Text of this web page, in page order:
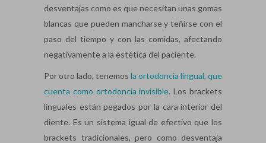
desventajas como es que necesitan unas gomas
blancas que pueden mancharse y teñirse con el
paso del tiempo y con las comidas, afectando
negativamente a la estética del paciente.
Por otro lado, tenemos la ortodoncia lingual, que
cuenta como ortodoncia invisible. Los brackets
linguales están pegados por la cara interior del
diente. Es un sistema igual de efectivo que los
brackets tradicionales, pero como desventaja